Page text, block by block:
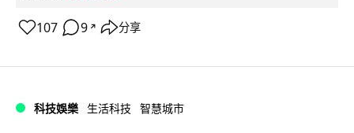
107 9 ↗ 分享
科技娛樂 生活科技 智慧城市